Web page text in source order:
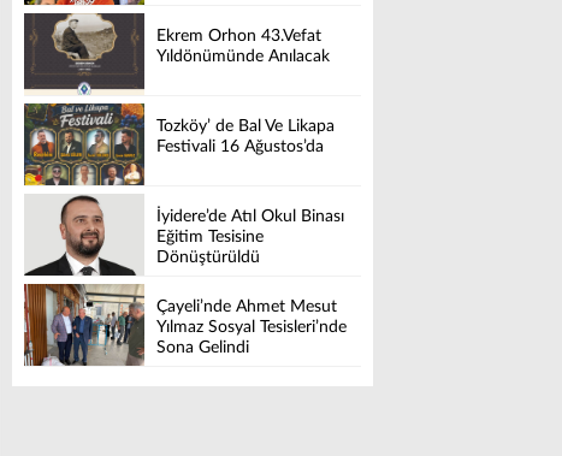
Ekrem Orhon 43.Vefat
Yıldönümünde Anılacak
Tozköy’ de Bal Ve Likapa
Festivali 16 Ağustos’da
İyidere’de Atıl Okul Binası
Eğitim Tesisine
Dönüştürüldü
Çayeli’nde Ahmet Mesut
Yılmaz Sosyal Tesisleri’nde
Sona Gelindi